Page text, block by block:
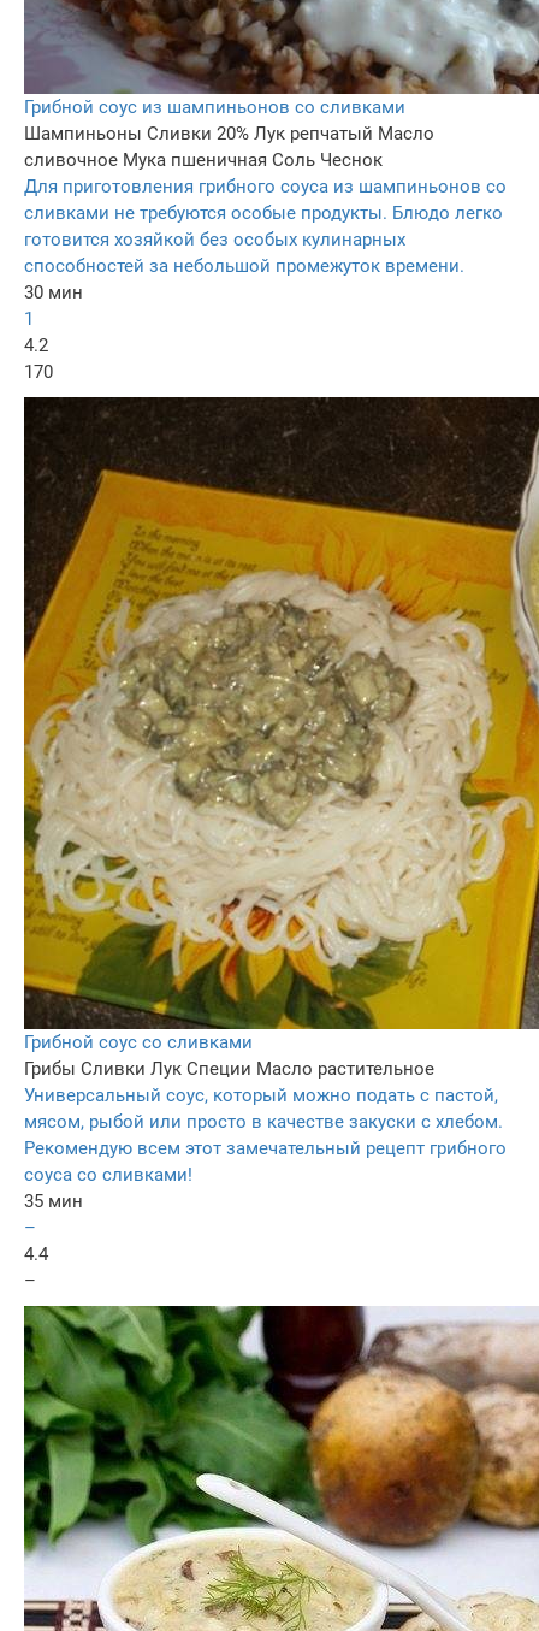
Грибной соус из шампиньонов со сливками
Шампиньоны Сливки 20% Лук репчатый Масло
сливочное Мука пшеничная Соль Чеснок
Для приготовления грибного соуса из шампиньонов со
сливками не требуются особые продукты. Блюдо легко
готовится хозяйкой без особых кулинарных
способностей за небольшой промежуток времени.
30 мин
1
4.2
170
Грибной соус со сливками
Грибы Сливки Лук Специи Масло растительное
Универсальный соус, который можно подать с пастой,
мясом, рыбой или просто в качестве закуски с хлебом.
Рекомендую всем этот замечательный рецепт грибного
соуса со сливками!
35 мин
–
4.4
–